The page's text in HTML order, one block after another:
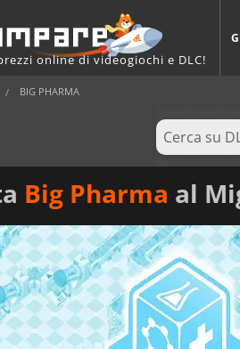
online di videogiochi e DLC!
BIG PHARMA
Big Pharma al